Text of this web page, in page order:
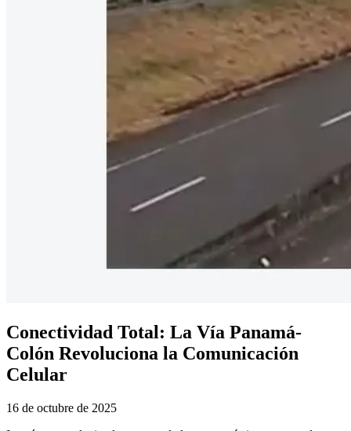
Conectividad Total: La Vía Panamá-
Colón Revoluciona la Comunicación
Celular
16 de octubre de 2025